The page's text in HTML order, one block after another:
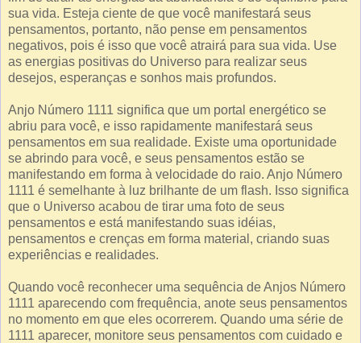
sua vida. Esteja ciente de que você manifestará seus
pensamentos, portanto, não pense em pensamentos
negativos, pois é isso que você atrairá para sua vida. Use
as energias positivas do Universo para realizar seus
desejos, esperanças e sonhos mais profundos.
Anjo Número 1111 significa que um portal energético se
abriu para você, e isso rapidamente manifestará seus
pensamentos em sua realidade. Existe uma oportunidade
se abrindo para você, e seus pensamentos estão se
manifestando em forma à velocidade do raio. Anjo Número
1111 é semelhante à luz brilhante de um flash. Isso significa
que o Universo acabou de tirar uma foto de seus
pensamentos e está manifestando suas idéias,
pensamentos e crenças em forma material, criando suas
experiências e realidades.
Quando você reconhecer uma sequência de Anjos Número
1111 aparecendo com frequência, anote seus pensamentos
no momento em que eles ocorrerem. Quando uma série de
1111 aparecer, monitore seus pensamentos com cuidado e